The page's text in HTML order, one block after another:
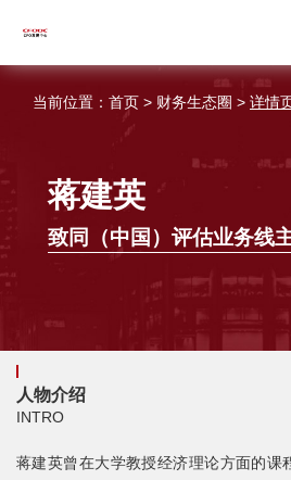
当前位置： 首页 > 财务生态圈 > 详情
蒋建英
致同（中国）评估业务线
人物介绍
INTRO
蒋建英曾在大学教授经济理论方面的课